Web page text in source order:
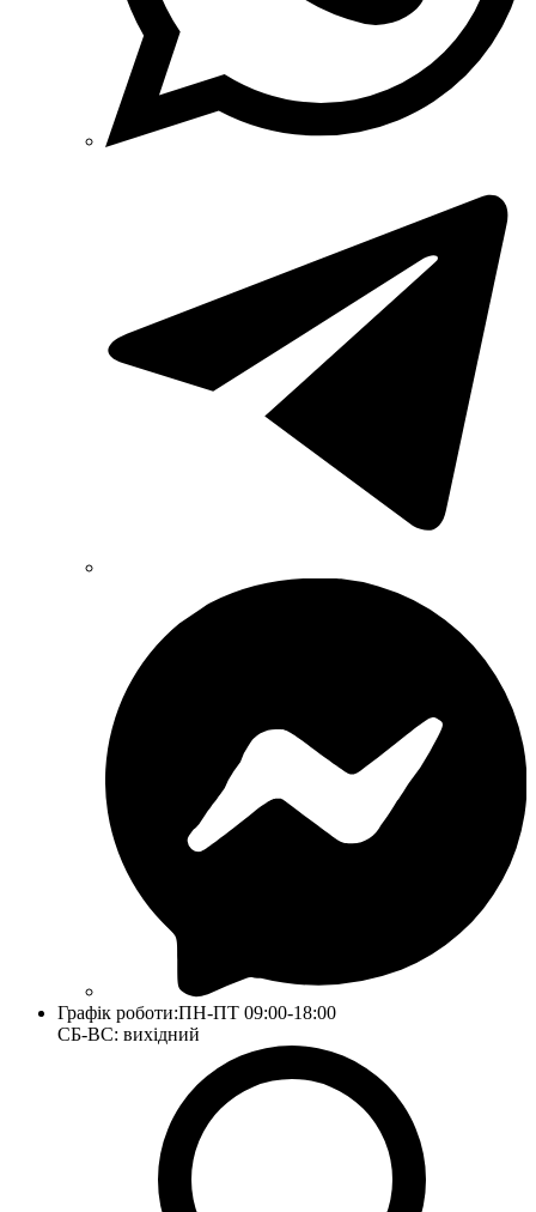
Графік роботи:ПН-ПТ 09:00-18:00
СБ-ВС: вихідний